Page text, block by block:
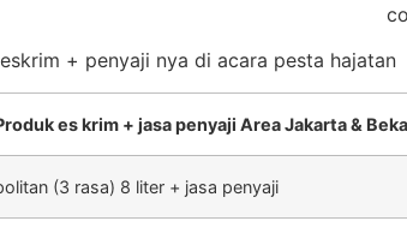
+ penyaji nya di acara pesta hajatan
es krim + jasa penyaji Area Jakarta &
(3 rasa) 8 liter + jasa penyaji